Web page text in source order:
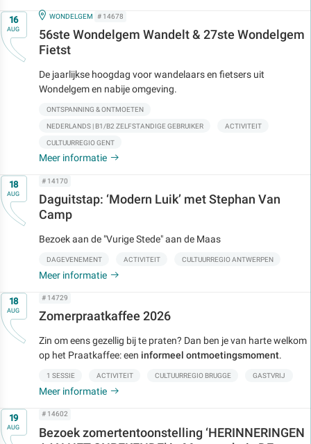
Op16
AUG
IN
WONDELGEM # 14678
56ste Wondelgem Wandelt & 27ste Wondelgem
Fietst
De jaarlijkse hoogdag voor wandelaars en fietsers uit
Wondelgem en nabije omgeving.
ONTSPANNING & ONTMOETEN
NEDERLANDS | B1/B2 ZELFSTANDIGE GEBRUIKER ACTIVITEIT
CULTUURREGIO GENT
Meer informatie
Op18
AUG
# 14170
Daguitstap: ‘Modern Luik’ met Stephan Van
Camp
Bezoek aan de "Vurige Stede" aan de Maas
DAGEVENEMENT ACTIVITEIT CULTUURREGIO ANTWERPEN
Meer informatie
Op18
AUG
# 14729
Zomerpraatkaffee 2026
Zin om eens gezellig bij te praten? Dan ben je van harte welkom
op het Praatkaffee: een informeel ontmoetingsmoment.
1 SESSIE ACTIVITEIT CULTUURREGIO BRUGGE GASTVRIJ
Meer informatie
Op19
AUG
# 14602
Bezoek zomertentoonstelling ‘HERINNERINGEN